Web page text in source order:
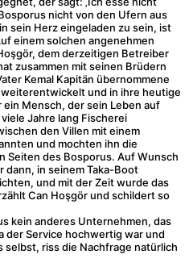
nicht von den Ufern aus
sein Herz eingeladen zu sein, ist
einem solchen angenehmen
dem derzeitigen Betreiber
zusammen mit seinen Brüdern
Kemal Kapitän übernommene
und in ihre heutige
ein Mensch, der sein Leben auf
Jahre lang Fischerei
den Villen mit einem
und mochten ihn die
Seiten des Bosporus. Auf Wunsch
in seinem Taka-Boot
und mit der Zeit wurde das
Can Hoşgör und schildert so
kein anderes Unternehmen, das
der Service hochwertig war und
riss die Nachfrage natürlich